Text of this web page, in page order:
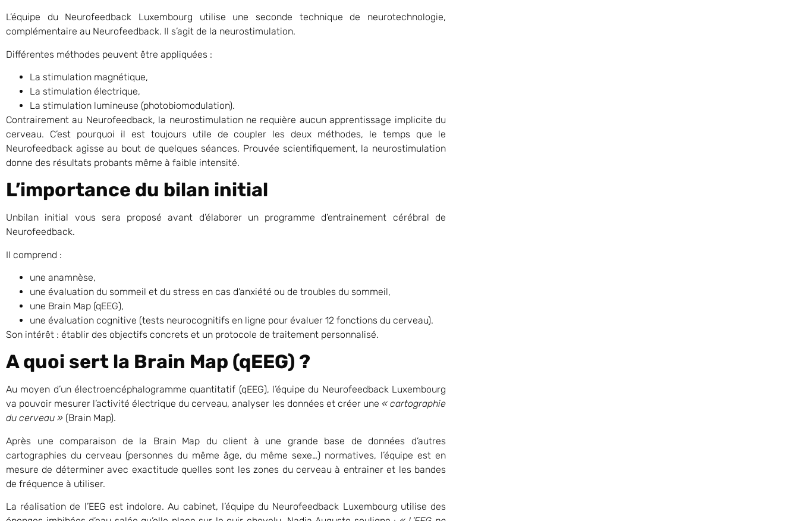
L’équipe du Neurofeedback Luxembourg utilise une seconde technique de neurotechnologie,
complémentaire au Neurofeedback. Il s’agit de la neurostimulation.
Différentes méthodes peuvent être appliquées :
La stimulation magnétique,
La stimulation électrique,
La stimulation lumineuse (photobiomodulation).
Contrairement au Neurofeedback, la neurostimulation ne requière aucun apprentissage implicite du
cerveau. C’est pourquoi il est toujours utile de coupler les deux méthodes, le temps que le
Neurofeedback agisse au bout de quelques séances. Prouvée scientifiquement, la neurostimulation
donne des résultats probants même à faible intensité.
L’importance du bilan initial
Unbilan initial vous sera proposé avant d’élaborer un programme d’entrainement cérébral de
Neurofeedback.
Il comprend :
une anamnèse,
une évaluation du sommeil et du stress en cas d’anxiété ou de troubles du sommeil,
une Brain Map (qEEG),
une évaluation cognitive (tests neurocognitifs en ligne pour évaluer 12 fonctions du cerveau).
Son intérêt : établir des objectifs concrets et un protocole de traitement personnalisé.
A quoi sert la Brain Map (qEEG) ?
Au moyen d’un électroencéphalogramme quantitatif (qEEG), l’équipe du Neurofeedback Luxembourg
va pouvoir mesurer l’activité électrique du cerveau, analyser les données et créer une « cartographie
du cerveau » (Brain Map).
Après une comparaison de la Brain Map du client à une grande base de données d’autres
cartographies du cerveau (personnes du même âge, du même sexe…) normatives, l’équipe est en
mesure de déterminer avec exactitude quelles sont les zones du cerveau à entrainer et les bandes
de fréquence à utiliser.
La réalisation de l’EEG est indolore. Au cabinet, l’équipe du Neurofeedback Luxembourg utilise des